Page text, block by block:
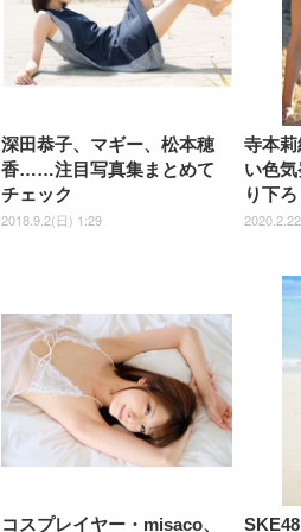
ト ハンガー付き 高反発
ョン PCチェア 通気性
ュ ゲーミング/勉強/事務
しゃれ パソコンチェア
深田恭子、マギー、松本穂
香……注目写真集まとめて
チェック
2018.9.2(日) 1:29
寺本
い色
り下
コスプレイヤー・misaco、